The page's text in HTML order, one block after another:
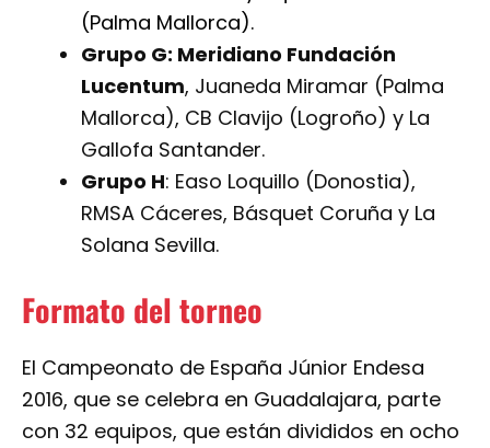
(Palma Mallorca).
Grupo G: Meridiano Fundación
Lucentum, Juaneda Miramar (Palma
Mallorca), CB Clavijo (Logroño) y La
Gallofa Santander.
Grupo H: Easo Loquillo (Donostia),
RMSA Cáceres, Básquet Coruña y La
Solana Sevilla.
Formato del torneo
El Campeonato de España Júnior Endesa
2016, que se celebra en Guadalajara, parte
con 32 equipos, que están divididos en ocho